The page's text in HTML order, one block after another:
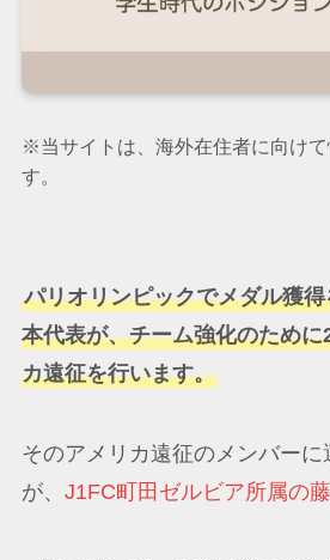
※当サイトは、海外在住者に向けて
す。
パリオリンピックでメダル獲
本代表が、チーム強化のため
カ遠征を行います。
そのアメリカ遠征のメンバー
が、 J1FC町田ゼルビア所属の